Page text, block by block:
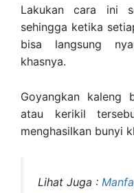
Lakukan cara ini
sehingga ketika
bisa langsung
khasnya.
Goyangkan kaleng
atau kerikil
menghasilkan bunyi
Lihat Juga :